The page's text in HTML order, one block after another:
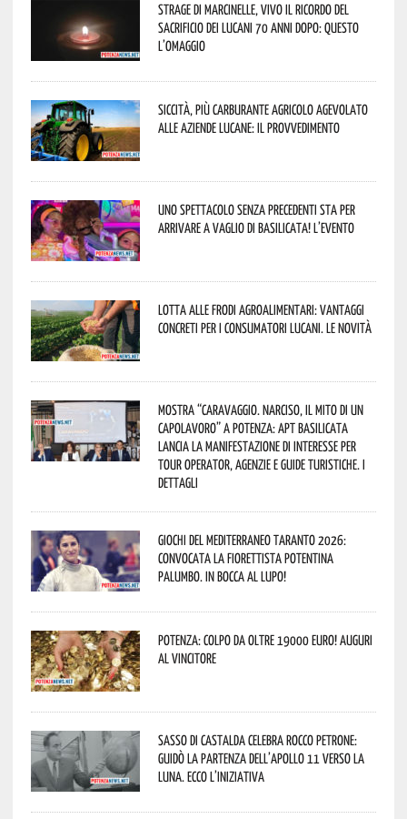
Strage di Marcinelle, vivo il ricordo del
sacrificio dei lucani 70 anni dopo: questo
l’omaggio
Siccità, più carburante agricolo agevolato
alle aziende lucane: il provvedimento
Uno spettacolo senza precedenti sta per
arrivare a Vaglio di Basilicata! L’evento
Lotta alle frodi agroalimentari: vantaggi
concreti per i consumatori lucani. Le novità
Mostra “Caravaggio. Narciso, il mito di un
capolavoro” a Potenza: APT Basilicata
lancia la manifestazione di interesse per
Tour Operator, Agenzie e Guide Turistiche. I
dettagli
Giochi del Mediterraneo Taranto 2026:
convocata la fiorettista potentina
Palumbo. In bocca al lupo!
Potenza: colpo da oltre 19000 Euro! Auguri
al vincitore
Sasso di Castalda celebra Rocco Petrone:
guidò la partenza dell’Apollo 11 verso la
Luna. Ecco l’iniziativa